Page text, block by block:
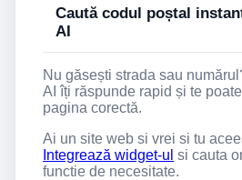
Caută codul poștal
AI
Nu găsești strada sau
AI îți răspunde rapid și te
pagina corectă.
Ai un site web si vrei si tu
Integrează widget-ul si cauta
functie de necesitate.